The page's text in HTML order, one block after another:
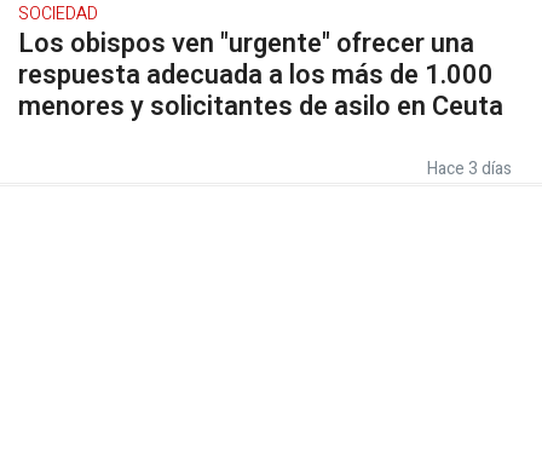
SOCIEDAD
Los obispos ven "urgente" ofrecer una
respuesta adecuada a los más de 1.000
menores y solicitantes de asilo en Ceuta
Hace 3 días